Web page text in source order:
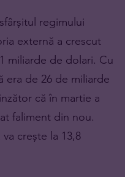
regimului
externă a crescut
miliarde de dolari. Cu
era de 26 de miliarde
că în martie a
faliment din nou.
crește la 13,8